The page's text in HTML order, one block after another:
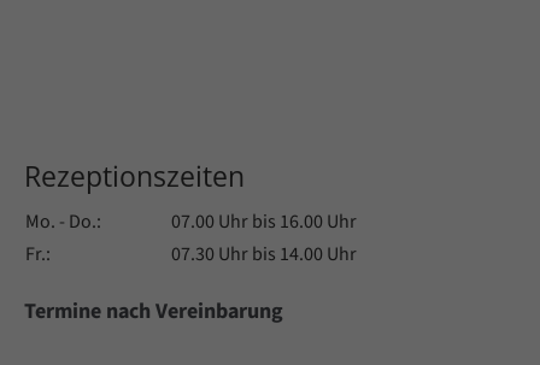
Rezeptionszeiten
Mo. - Do.:
07.00 Uhr bis 16.00 Uhr
Fr.:
07.30 Uhr bis 14.00 Uhr
Termine nach Vereinbarung